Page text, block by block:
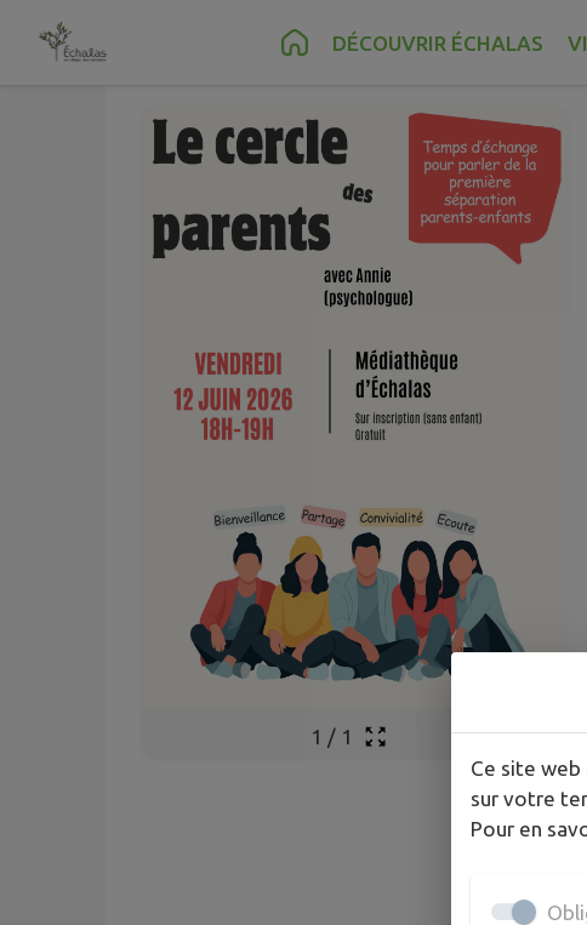
Contenu Recherche Pied de page
DÉCOUVRIR ÉCHALAS
12
1 / 1
Ce site
sur votre
Pour en